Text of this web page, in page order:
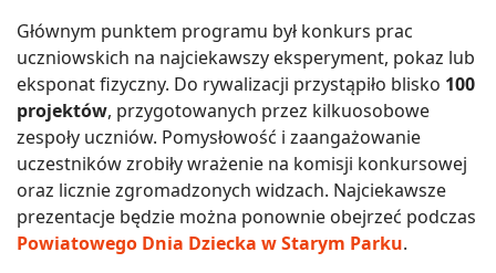
Głównym punktem programu był konkurs prac
uczniowskich na najciekawszy eksperyment, pokaz lub
eksponat fizyczny. Do rywalizacji przystąpiło blisko 100
projektów, przygotowanych przez kilkuosobowe
zespoły uczniów. Pomysłowość i zaangażowanie
uczestników zrobiły wrażenie na komisji konkursowej
oraz licznie zgromadzonych widzach. Najciekawsze
prezentacje będzie można ponownie obejrzeć podczas
Powiatowego Dnia Dziecka w Starym Parku.